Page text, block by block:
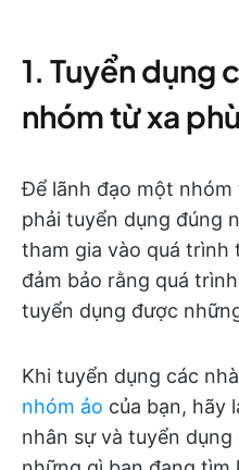
1. Tuyển dụng
nhóm từ xa
Để lãnh đạo một
phải tuyển dụng đúng
tham gia vào quá trình
đảm bảo rằng quá
tuyển dụng được
Khi tuyển dụng các
nhóm ảo của bạn, hãy
nhân sự và tuyển